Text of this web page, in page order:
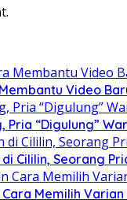
Video
“Digulung”
Cililin, Seorang
Memilih